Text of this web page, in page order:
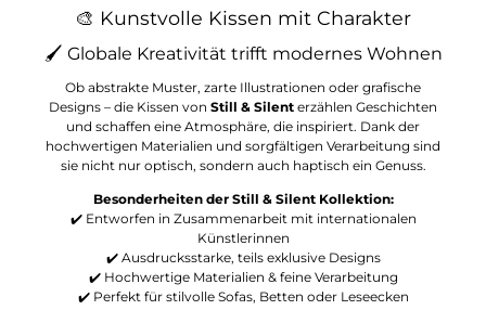
🎨 Kunstvolle Kissen mit Charakter
🖌️ Globale Kreativität trifft modernes Wohnen
Ob abstrakte Muster, zarte Illustrationen oder grafische
Designs – die Kissen von Still & Silent erzählen Geschichten
und schaffen eine Atmosphäre, die inspiriert. Dank der
hochwertigen Materialien und sorgfältigen Verarbeitung sind
sie nicht nur optisch, sondern auch haptisch ein Genuss.
Besonderheiten der Still & Silent Kollektion:
✔️ Entworfen in Zusammenarbeit mit internationalen
Künstlerinnen
✔️ Ausdrucksstarke, teils exklusive Designs
✔️ Hochwertige Materialien & feine Verarbeitung
✔️ Perfekt für stilvolle Sofas, Betten oder Leseecken